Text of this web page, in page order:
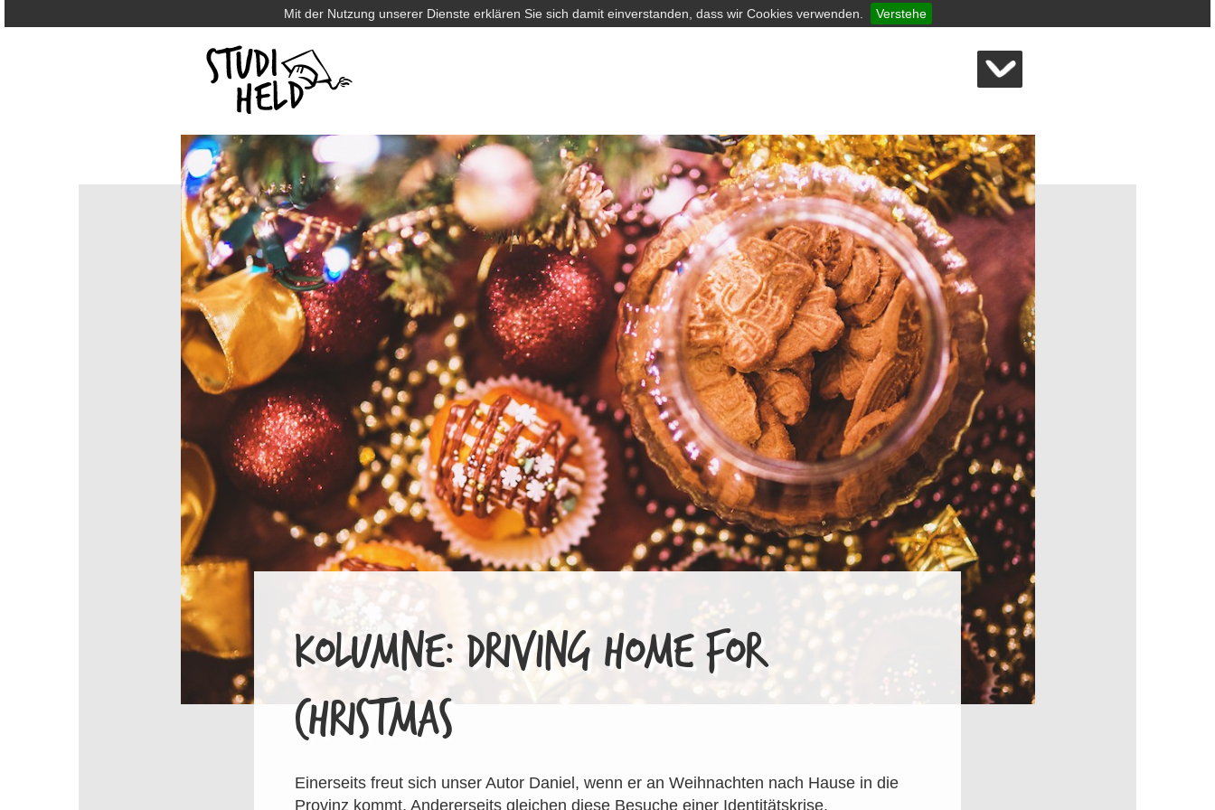
Mit der Nutzung unserer Dienste erklären Sie sich damit einverstanden, dass wir Cookies verwenden. Verstehe
KOLUMNE: DRIVING HOME FOR
CHRISTMAS
Einerseits freut sich unser Autor Daniel, wenn er an Weihnachten nach Hause in die
Provinz kommt. Andererseits gleichen diese Besuche einer Identitätskrise.